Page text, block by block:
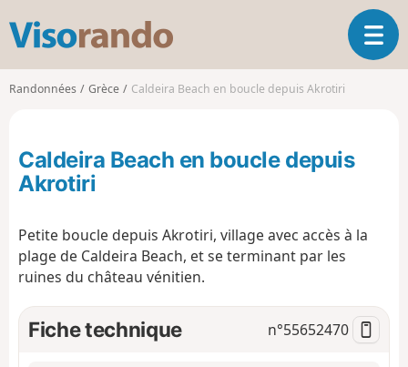
s
o
d
O
u
t
o
Randonnées Grèce Caldeira Beach en boucle depuis Akrotiri
Caldeira Beach en boucle depuis
Akrotiri
Petite boucle depuis Akrotiri, village avec accès à la
plage de Caldeira Beach, et se terminant par les
ruines du château vénitien.
Fiche technique n°55652470